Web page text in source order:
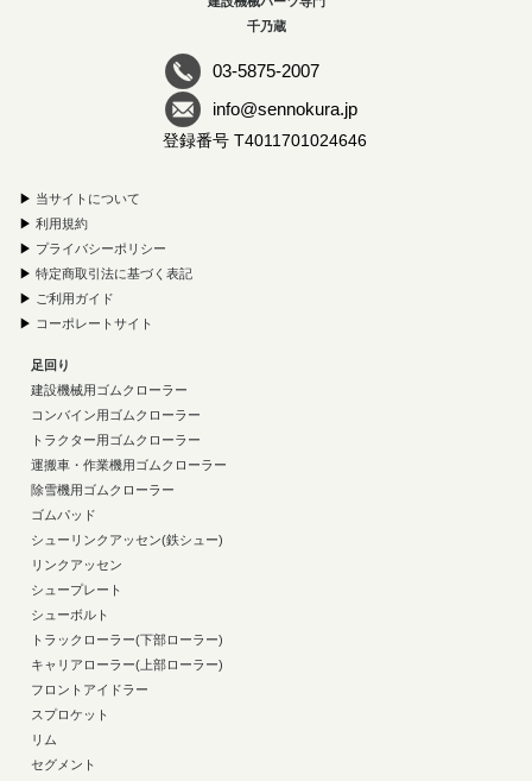
千乃蔵
03-5875-2007
info@sennokura.jp
登録番号 T4011701024646
▶ 当サイトについて
▶ 利用規約
▶ プライバシーポリシー
▶ 特定商取引法に基づく表記
▶ ご利用ガイド
▶ コーポレートサイト
足回り
建設機械用ゴムクローラー
コンバイン用ゴムクローラー
トラクター用ゴムクローラー
運搬車・作業機用ゴムクローラー
除雪機用ゴムクローラー
ゴムパッド
シューリンクアッセン(鉄シュー)
リンクアッセン
シュープレート
シューボルト
トラックローラー(下部ローラー)
キャリアローラー(上部ローラー)
フロントアイドラー
スプロケット
リム
セグメント